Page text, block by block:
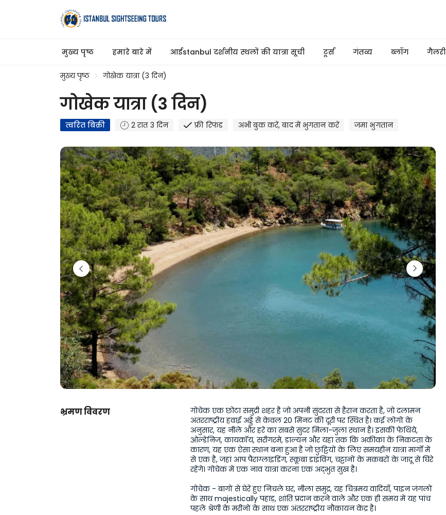
मुख्य पृष्ठ हमारे बारे में आईstanbul दर्शनीय स्थलों की यात्रा सूची टूर्स गंतव्य ब्लॉग गैलरी
मुख्य पृष्ठ गोखेक यात्रा (3 दिन)
गोखेक यात्रा (3 दिन)
त्वरित बिक्री 2 रात 3 दिन फ्री रिफंड अभी बुक करें, बाद में भुगतान करें जमा भुगतान
भ्रमण विवरण
गोचेक एक छोटा समुद्री शहर है जो अपनी सुंदरता से हैरान करता है, जो दलामन
अंतरराष्ट्रीय हवाई अड्डे से केवल 20 मिनट की दूरी पर स्थित है। कई लोगों के
अनुसार, यह नीले और हरे का सबसे सुंदर मिला-जुला स्थान है। इसकी फेथिये,
ओल्डेनिज, कायकॉय, सरीगरमे, डाल्यन और यहां तक कि अकीका के निकटता के
कारण, यह एक ऐसा स्थान बना हुआ है जो छुट्टियों के लिए समयहीन यात्रा मार्गों में
से एक है, जहां आप पैराग्लाइडिंग, स्कूबा डाइविंग, चट्टानों के मकबरों के जादू से घिरे
रहेंगे। गोचेक में एक नाव यात्रा करना एक अद्भुत सुख है।
गोचेक - बागों से घेरें हुए निचले घर, नीला समुद्र, यह चित्रमय वादियाँ, पाइन जंगलों
के साथ majestically पहाड़, शांति प्रदान करने वाले और एक ही समय में यह पांच
पहले श्रेणी के मरीनों के साथ एक अंतरराष्ट्रीय नौकायन केंद्र है।